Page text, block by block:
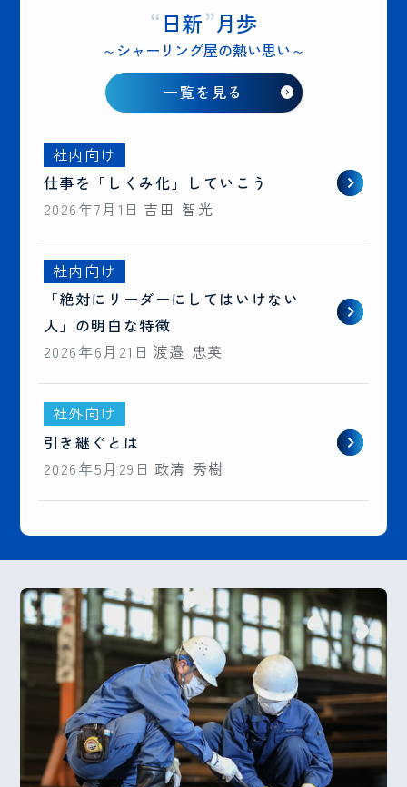
“日新”月歩
～シャーリング屋の熱い思い～
一覧を見る
社内向け
仕事を「しくみ化」していこう
2026年7月1日 吉田 智光
社内向け
「絶対にリーダーにしてはいけない
人」の明白な特徴
2026年6月21日 渡邉 忠英
社外向け
引き継ぐとは
2026年5月29日 政清 秀樹